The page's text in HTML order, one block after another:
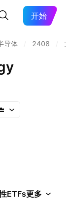
开始
导体 2408
ETFs更多